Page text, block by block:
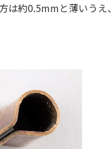
は約0.5mmと薄いうえ